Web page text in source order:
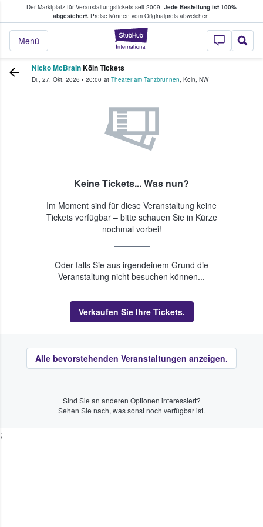
Der Marktplatz für Veranstaltungstickets seit 2009. Jede Bestellung ist 100%
abgesichert.Preise können vom Originalpreis abweichen.
StubHub - Wo
Menü
Tickets kaufen & verkaufen
Nicko McBrainKöln Tickets
Di., 27. Okt. 2026 • 20:00 at Theater am Tanzbrunnen, Köln, NW
Keine Tickets... Was nun?
Im Moment sind für diese Veranstaltung keine
Tickets verfügbar – bitte schauen Sie in Kürze
nochmal vorbei!
Oder falls Sie aus irgendeinem Grund die
Veranstaltung nicht besuchen können...
Verkaufen Sie Ihre Tickets.
Alle bevorstehenden Veranstaltungen anzeigen.
Sind Sie an anderen Optionen interessiert?
Sehen Sie nach, was sonst noch verfügbar ist.
;